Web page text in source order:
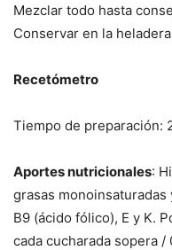
Mezclar todo hasta
Conservar en la
Recetómetro
Tiempo de preparación:
Aportes nutricionales:
grasas
B9 (ácido fólico), E y K.
cada cucharada sopera